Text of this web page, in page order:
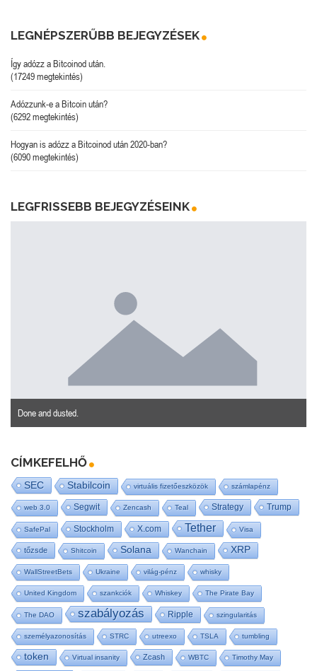
LEGNÉPSZERŰBB BEJEGYZÉSEK
Így adózz a Bitcoinod után.
(17249 megtekintés)
Adózzunk-e a Bitcoin után?
(6292 megtekintés)
Hogyan is adózz a Bitcoinod után 2020-ban?
(6090 megtekintés)
LEGFRISSEBB BEJEGYZÉSEINK
Done and dusted.
CÍMKEFELHŐ
SEC Stabilcoin virtuális fizetőeszközök számlapénz
web 3.0 Segwit Zencash Teal Strategy Trump
SafePal Stockholm X.com Tether Visa
tőzsde Shitcoin Solana Wanchain XRP
WallStreetBets Ukraine világ-pénz whisky
United Kingdom szankciók Whiskey The Pirate Bay
The DAO szabályozás Ripple szingularitás
személyazonosítás STRC utreexo TSLA tumbling
token Virtual insanity Zcash WBTC Timothy May